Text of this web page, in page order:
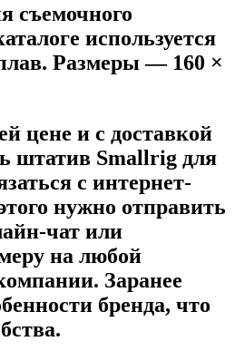
съемочного
используется
Размеры — 160 ×
цене и с доставкой
штатив Smallrig для
с интернет-
нужно отправить
чат или
на любой
Заранее
бренда, что